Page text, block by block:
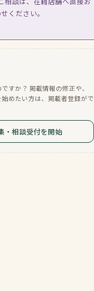
ください。
すか？ 掲載情報の修正や、
めたい方は、掲載者登録がで
・相談受付を開始